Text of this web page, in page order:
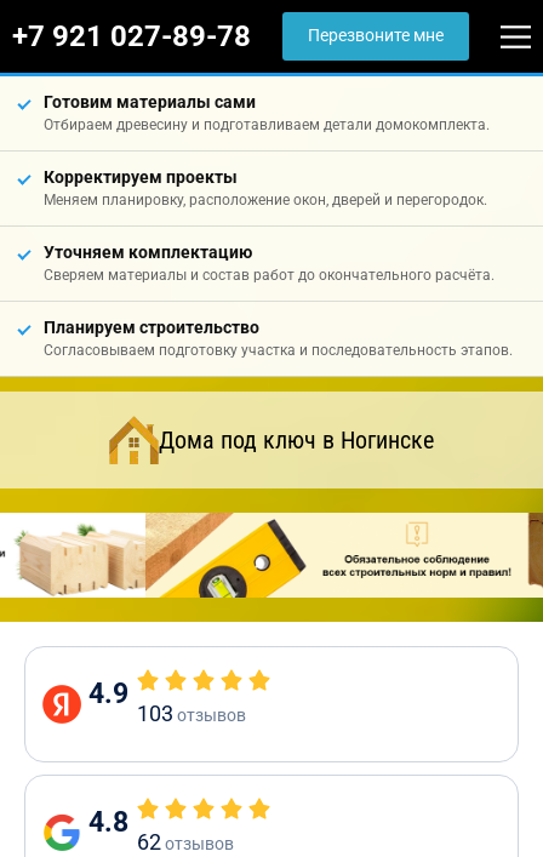
+7 921 027-89-78 Перезвоните мне
Готовим материалы сами
Отбираем древесину и подготавливаем детали домокомплекта.
Корректируем проекты
Меняем планировку, расположение окон, дверей и перегородок.
Уточняем комплектацию
Сверяем материалы и состав работ до окончательного расчёта.
Планируем строительство
Согласовываем подготовку участка и последовательность этапов.
Дома под ключ в Ногинске
4.9
103 отзывов
4.8
62отзывов